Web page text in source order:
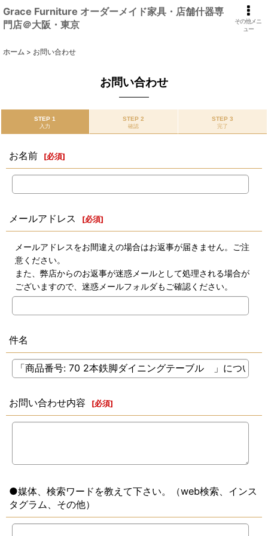
Grace Furniture オーダーメイド家具・店舗什器専
門店＠大阪・東京
その他メニ
ュー
ホーム > お問い合わせ
お問い合わせ
STEP 1
入力
STEP 2
確認
STEP 3
完了
お名前 [必須]
メールアドレス [必須]
メールアドレスをお間違えの場合はお返事が届きません。ご注
意ください。
また、弊店からのお返事が迷惑メールとして処理される場合が
ございますので、迷惑メールフォルダもご確認ください。
件名
お問い合わせ内容 [必須]
●媒体、検索ワードを教えて下さい。（web検索、インス
タグラム、その他）